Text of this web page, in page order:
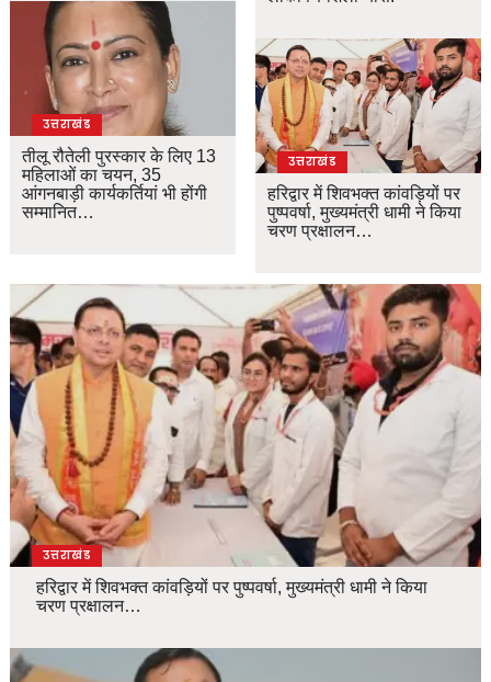
उत्तराखंड
तीलू रौतेली पुरस्कार के लिए 13
महिलाओं का चयन, 35
आंगनबाड़ी कार्यकर्तियां भी होंगी
सम्मानित…
उत्तराखंड
हरिद्वार में शिवभक्त कांवड़ियों पर
पुष्पवर्षा, मुख्यमंत्री धामी ने किया
चरण प्रक्षालन…
उत्तराखंड
हरिद्वार में शिवभक्त कांवड़ियों पर पुष्पवर्षा, मुख्यमंत्री धामी ने किया
चरण प्रक्षालन…